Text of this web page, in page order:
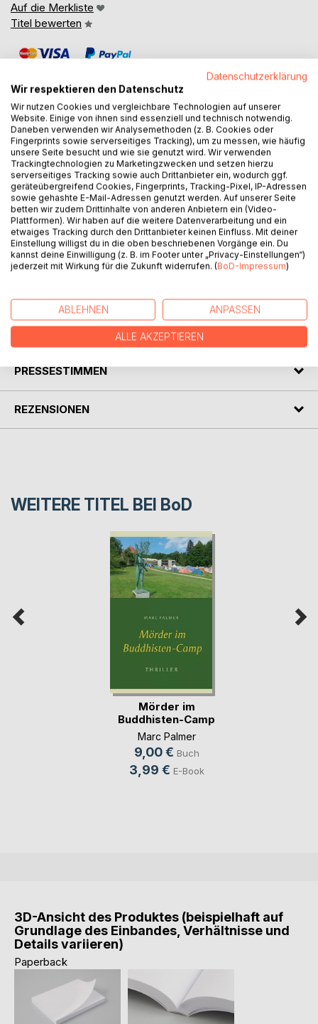
Auf die Merkliste
Titel bewerten
BESCHREIBUNG
"Hintersee", ein idyllisches Alpendorf, Ende der 90er-Jahre.
Hier gab es noch nie ein schlimmes Verbrechen, bis eine
alte Frau ermordet wird. Um den jungen Dorfpolizisten zu
unterstützen, quartiert sich eine Soko der Kripo Kempten
im Dorf ein. Doch das Morden geht weiter, scheinbar ohne
Motiv. Und auch der Soko-Leiter, Hauptkommissar
Höness, steht auf der Abschussliste. Er gerät in einen
PRESSESTIMMEN
REZENSIONEN
WEITERE TITEL BEI BoD
Mörder im
Buddhisten-Camp
Marc Palmer
9,00 € Buch
3,99 € E-Book
3D-Ansicht des Produktes (beispielhaft auf
Grundlage des Einbandes, Verhältnisse und
Details variieren)
Paperback
Datenschutzerklärung
Wir respektieren den Datenschutz
Wir nutzen Cookies und vergleichbare Technologien auf unserer
Website. Einige von ihnen sind essenziell und technisch notwendig.
Daneben verwenden wir Analysemethoden (z. B. Cookies oder
Fingerprints sowie serverseitiges Tracking), um zu messen, wie häufig
unsere Seite besucht und wie sie genutzt wird. Wir verwenden
Trackingtechnologien zu Marketingzwecken und setzen hierzu
serverseitiges Tracking sowie auch Drittanbieter ein, wodurch ggf.
geräteübergreifend Cookies, Fingerprints, Tracking-Pixel, IP-Adressen
sowie gehashte E-Mail-Adressen genutzt werden. Auf unserer Seite
betten wir zudem Drittinhalte von anderen Anbietern ein (Video-
Plattformen). Wir haben auf die weitere Datenverarbeitung und ein
etwaiges Tracking durch den Drittanbieter keinen Einfluss. Mit deiner
Einstellung willigst du in die oben beschriebenen Vorgänge ein. Du
kannst deine Einwilligung (z. B. im Footer unter „Privacy-Einstellungen“)
jederzeit mit Wirkung für die Zukunft widerrufen. (BoD-Impressum)
ABLEHNEN ANPASSEN
ALLE AKZEPTIEREN